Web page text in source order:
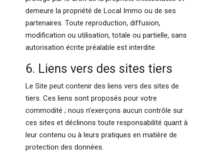
demeure la propriété de Local Immo ou de ses
partenaires. Toute reproduction, diffusion,
modification ou utilisation, totale ou partielle, sans
autorisation écrite préalable est interdite.
6. Liens vers des sites tiers
Le Site peut contenir des liens vers des sites de
tiers. Ces liens sont proposés pour votre
commodité ; nous n’exerçons aucun contrôle sur
ces sites et déclinons toute responsabilité quant à
leur contenu ou à leurs pratiques en matière de
protection des données.